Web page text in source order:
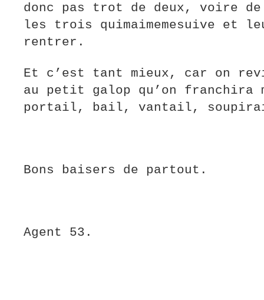
donc pas trot de deux, voire
les trois quimaimemesuive et
rentrer.
Et c’est tant mieux, car on
au petit galop qu’on franchira
portail, bail, vantail,
Bons baisers de partout.
Agent 53.